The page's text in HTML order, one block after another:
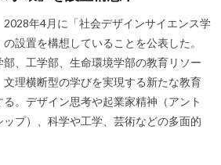
2028年4月に「社会デザインサイエンス学
設置を構想していることを公表した。
部、工学部、生命環境学部の教育リソー
文理横断型の学びを実現する新たな教育
。デザイン思考や起業家精神（アント
ップ）、科学や工学、芸術などの多面的